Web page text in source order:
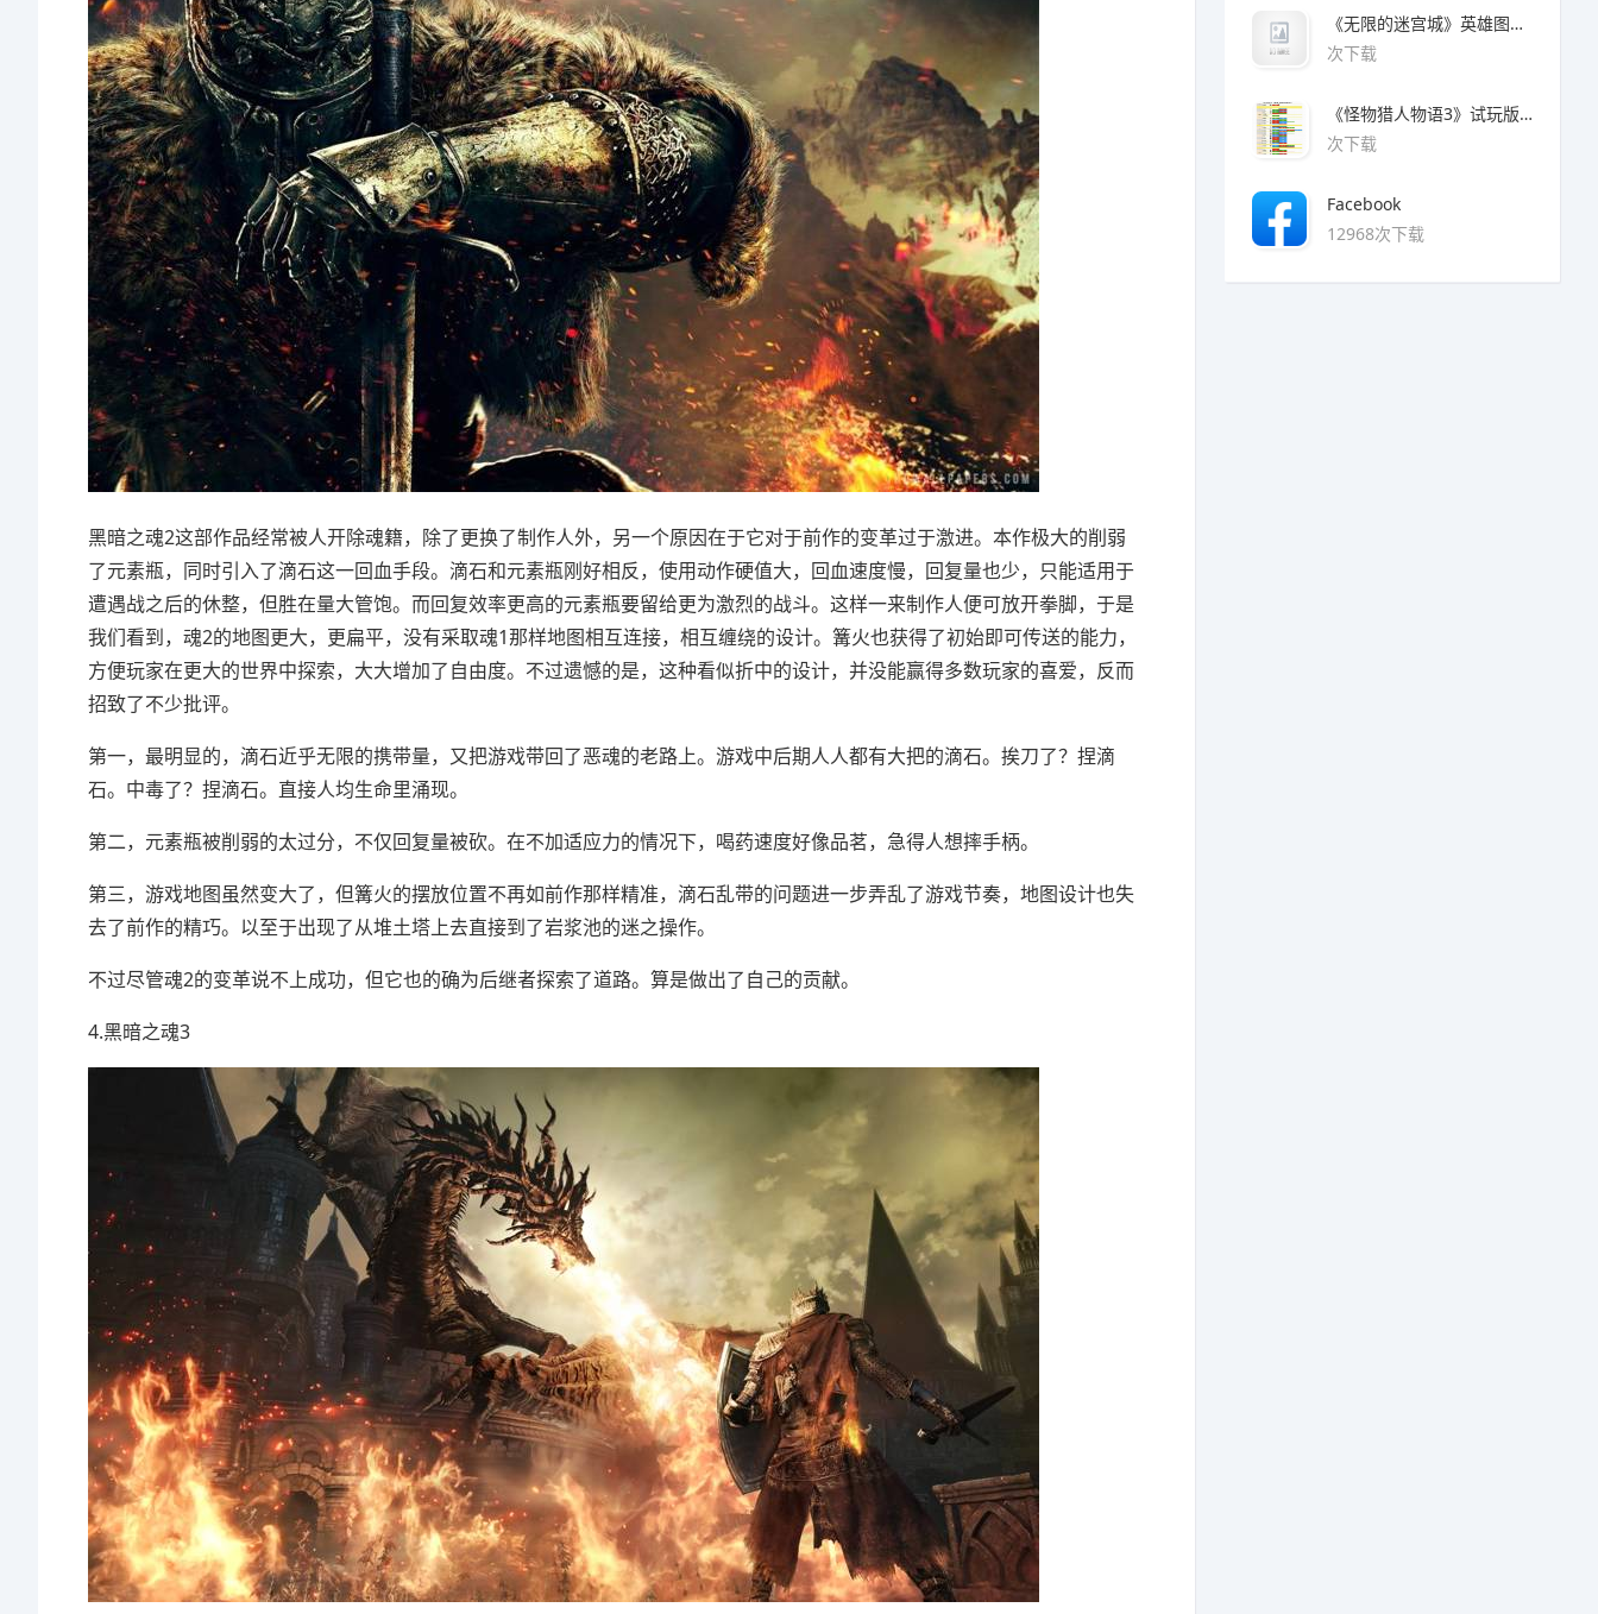
黑暗之魂2这部作品经常被人开除魂籍，除了更换了制作人外，另一个原因在于它对于前作的变革过于激进。本作极大的削弱
了元素瓶，同时引入了滴石这一回血手段。滴石和元素瓶刚好相反，使用动作硬值大，回血速度慢，回复量也少，只能适用于
遭遇战之后的休整，但胜在量大管饱。而回复效率更高的元素瓶要留给更为激烈的战斗。这样一来制作人便可放开拳脚，于是
我们看到，魂2的地图更大，更扁平，没有采取魂1那样地图相互连接，相互缠绕的设计。篝火也获得了初始即可传送的能力，
方便玩家在更大的世界中探索，大大增加了自由度。不过遗憾的是，这种看似折中的设计，并没能赢得多数玩家的喜爱，反而
招致了不少批评。
第一，最明显的，滴石近乎无限的携带量，又把游戏带回了恶魂的老路上。游戏中后期人人都有大把的滴石。挨刀了？捏滴
石。中毒了？捏滴石。直接人均生命里涌现。
第二，元素瓶被削弱的太过分，不仅回复量被砍。在不加适应力的情况下，喝药速度好像品茗，急得人想摔手柄。
第三，游戏地图虽然变大了，但篝火的摆放位置不再如前作那样精准，滴石乱带的问题进一步弄乱了游戏节奏，地图设计也失
去了前作的精巧。以至于出现了从堆土塔上去直接到了岩浆池的迷之操作。
不过尽管魂2的变革说不上成功，但它也的确为后继者探索了道路。算是做出了自己的贡献。
4.黑暗之魂3
《无限的迷宫城》英雄图鉴大全
次下载
《怪物猎人物语3》试玩版魔物猜拳对照表
次下载
Facebook
12968次下载